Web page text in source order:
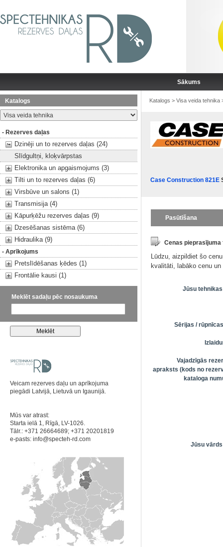
Sākums
Katalogs
- Rezerves daļas
Dzinēji un to rezerves daļas (24)
Slīdgultņi, kloķvārpstas
Elektronika un apgaismojums (3)
Tilti un to rezerves daļas (6)
Virsbūve un salons (1)
Transmisija (4)
Kāpurķēžu rezerves daļas (9)
Dzesēšanas sistēma (6)
Hidraulika (9)
- Aprīkojums
Pretslīdēšanas ķēdes (1)
Frontālie kausi (1)
Meklēt sadaļu pēc nosaukuma
Veicam rezerves daļu un aprīkojuma
piegādi Latvijā, Lietuvā un Igaunijā.
Mūs var atrast:
Starta ielā 1, Rīgā, LV-1026.
Tālr.: +371 26664689; +371 20201819
e-pasts: info@specteh-rd.com
Katalogs > Visa veida tehnika
Case Construction 821E
Pasūtīšana
Cenas pieprasījuma
Lūdzu, aizpildiet šo
kvalitāti, labāko cenu
Jūsu
Sērijas /
Vajadzīgās
apraksts (kods no
kataloga
Jūsu